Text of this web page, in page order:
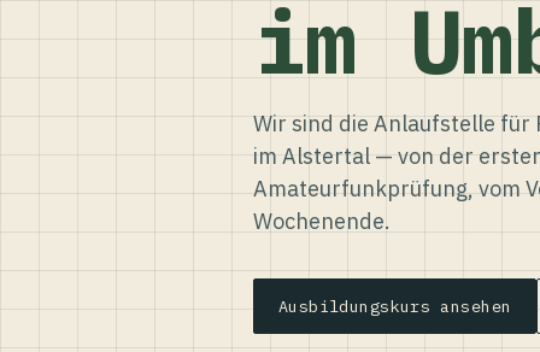
im
Wir sind die Anlaufstelle
im Alstertal — von der
Amateurfunkprüfung, vom
Wochenende.
Ausbildungskurs ansehen